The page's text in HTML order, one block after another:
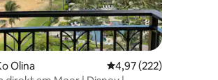
5 von 5, 75 Bewertungen
Olina Durchschnittliche
4,97 (222)